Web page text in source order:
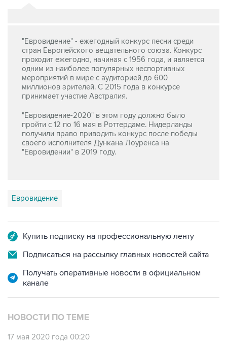
"Евровидение" - ежегодный конкурс песни среди
стран Европейского вещательного союза. Конкурс
проходит ежегодно, начиная с 1956 года, и является
одним из наиболее популярных неспортивных
мероприятий в мире с аудиторией до 600
миллионов зрителей. С 2015 года в конкурсе
принимает участие Австралия.
"Евровидение-2020" в этом году должно было
пройти с 12 по 16 мая в Роттердаме. Нидерланды
получили право приводить конкурс после победы
своего исполнителя Дункана Лоуренса на
"Евровидении" в 2019 году.
Евровидение
Купить подписку на профессиональную ленту
Подписаться на рассылку главных новостей сайта
Получать оперативные новости в официальном
канале
НОВОСТИ ПО ТЕМЕ
17 мая 2020 года 00:20